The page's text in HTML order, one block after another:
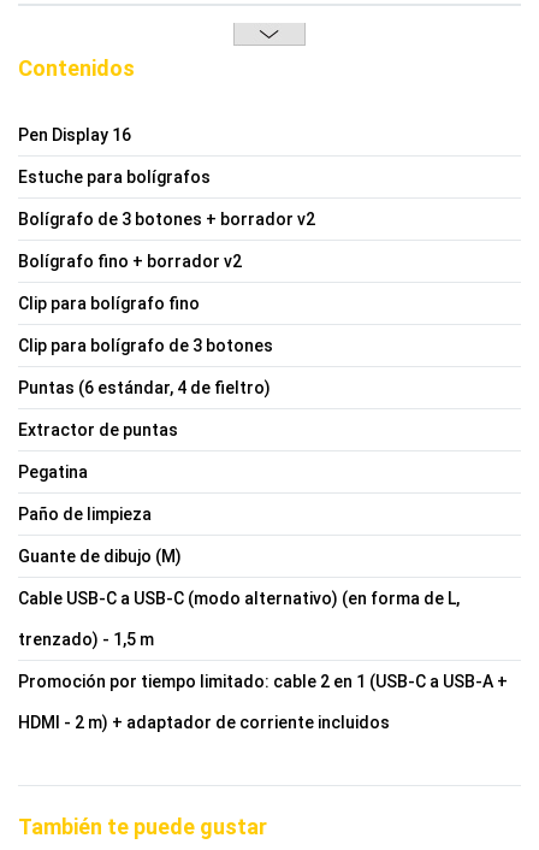
Contenidos
Pen Display 16
Estuche para bolígrafos
Bolígrafo de 3 botones + borrador v2
Bolígrafo fino + borrador v2
Clip para bolígrafo fino
Clip para bolígrafo de 3 botones
Puntas (6 estándar, 4 de fieltro)
Extractor de puntas
Pegatina
Paño de limpieza
Guante de dibujo (M)
Cable USB-C a USB-C (modo alternativo) (en forma de L,
trenzado) - 1,5 m
Promoción por tiempo limitado: cable 2 en 1 (USB-C a USB-A +
HDMI - 2 m) + adaptador de corriente incluidos
También te puede gustar